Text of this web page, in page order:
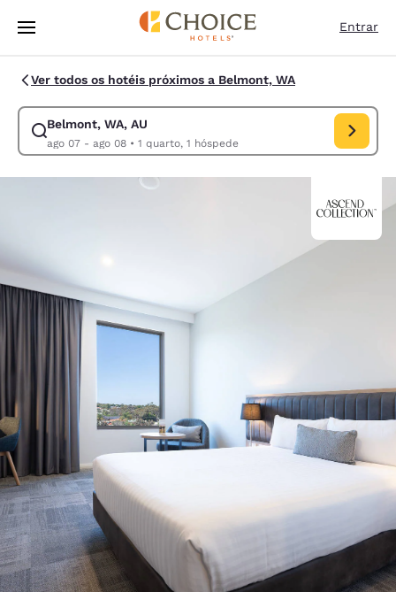
Pular Para Conteúdo Principal
Entrar
Ver todos os hotéis próximos a Belmont, WA
Belmont, WA, AU
ago 07 - ago 08• 1 quarto, 1 hóspede
Modificar pesquisa para Belmont, WA, AU. Data de check-in ago 07,